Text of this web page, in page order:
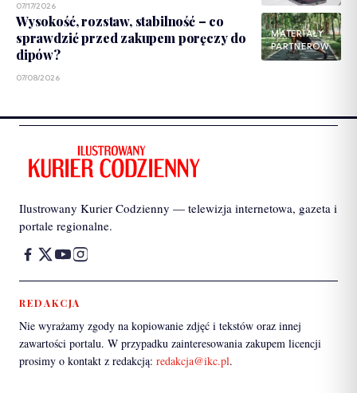
07/17/2026
MATERIAŁY
PARTNERÓW
Wysokość, rozstaw, stabilność – co
sprawdzić przed zakupem poręczy do
dipów?
07/08/2026
Ilustrowany Kurier Codzienny — telewizja internetowa, gazeta i
portale regionalne.
REDAKCJA
Nie wyrażamy zgody na kopiowanie zdjęć i tekstów oraz innej
zawartości portalu. W przypadku zainteresowania zakupem licencji
prosimy o kontakt z redakcją: redakcja@ikc.pl.